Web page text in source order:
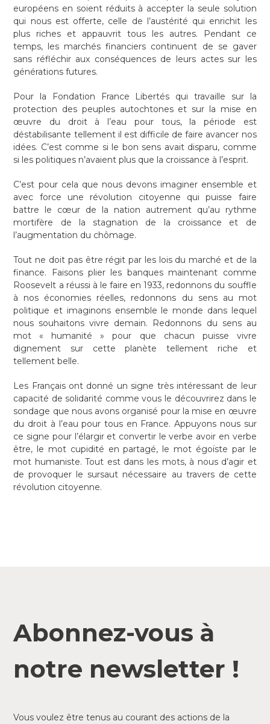
européens en soient réduits à accepter la seule solution
qui nous est offerte, celle de l’austérité qui enrichit les
plus riches et appauvrit tous les autres. Pendant ce
temps, les marchés financiers continuent de se gaver
sans réfléchir aux conséquences de leurs actes sur les
générations futures.
Pour la Fondation France Libertés qui travaille sur la
protection des peuples autochtones et sur la mise en
œuvre du droit à l’eau pour tous, la période est
déstabilisante tellement il est difficile de faire avancer nos
idées. C’est comme si le bon sens avait disparu, comme
si les politiques n’avaient plus que la croissance à l’esprit.
C’est pour cela que nous devons imaginer ensemble et
avec force une révolution citoyenne qui puisse faire
battre le cœur de la nation autrement qu’au rythme
mortifère de la stagnation de la croissance et de
l’augmentation du chômage.
Tout ne doit pas être régit par les lois du marché et de la
finance. Faisons plier les banques maintenant comme
Roosevelt a réussi à le faire en 1933, redonnons du souffle
à nos économies réelles, redonnons du sens au mot
politique et imaginons ensemble le monde dans lequel
nous souhaitons vivre demain. Redonnons du sens au
mot « humanité » pour que chacun puisse vivre
dignement sur cette planète tellement riche et
tellement belle.
Les Français ont donné un signe très intéressant de leur
capacité de solidarité comme vous le découvrirez dans le
sondage que nous avons organisé pour la mise en œuvre
du droit à l’eau pour tous en France. Appuyons nous sur
ce signe pour l’élargir et convertir le verbe avoir en verbe
être, le mot cupidité en partagé, le mot égoïste par le
mot humaniste. Tout est dans les mots, à nous d’agir et
de provoquer le sursaut nécessaire au travers de cette
révolution citoyenne.
Abonnez-vous à
notre newsletter !
Vous voulez être tenus au courant des actions de la